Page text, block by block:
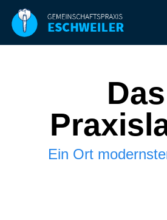
Skip
main
Das
Ein Ort